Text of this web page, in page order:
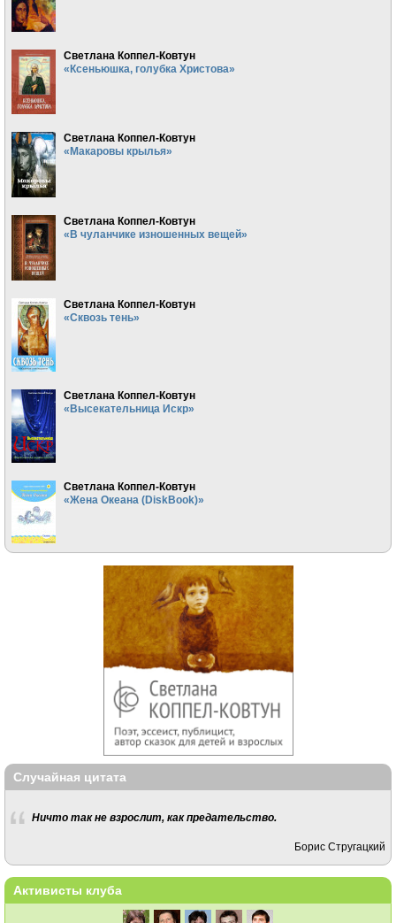
Светлана Коппел-Ковтун
«Ксеньюшка, голубка Христова»
Светлана Коппел-Ковтун
«Макаровы крылья»
Светлана Коппел-Ковтун
«В чуланчике изношенных вещей»
Светлана Коппел-Ковтун
«Сквозь тень»
Светлана Коппел-Ковтун
«Высекательница Искр»
Светлана Коппел-Ковтун
«Жена Океана (DiskBook)»
Случайная цитата
Ничто так не взрослит, как предательство.
Борис Стругацкий
Активисты клуба